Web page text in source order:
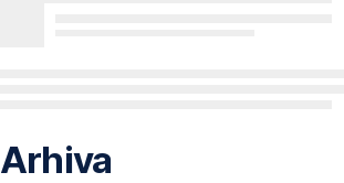
Arhiva